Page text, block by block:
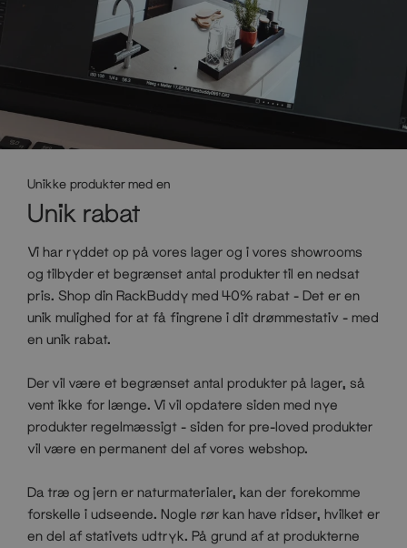
Unikke produkter med en
Unik rabat
Vi har ryddet op på vores lager og i vores showrooms
og tilbyder et begrænset antal produkter til en nedsat
pris. Shop din RackBuddy med 40% rabat - Det er en
unik mulighed for at få fingrene i dit drømmestativ - med
en unik rabat.
Der vil være et begrænset antal produkter på lager, så
vent ikke for længe. Vi vil opdatere siden med nye
produkter regelmæssigt - siden for pre-loved produkter
vil være en permanent del af vores webshop.
Da træ og jern er naturmaterialer, kan der forekomme
forskelle i udseende. Nogle rør kan have ridser, hvilket er
en del af stativets udtryk. På grund af at produkterne